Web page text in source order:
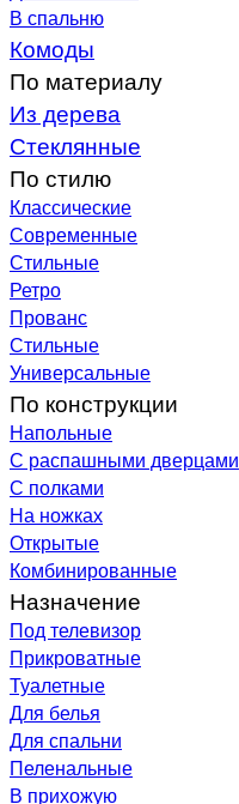
В спальню
Комоды
По материалу
Из дерева
Стеклянные
По стилю
Классические
Современные
Стильные
Ретро
Прованс
Стильные
Универсальные
По конструкции
Напольные
С распашными дверцами
С полками
На ножках
Открытые
Комбинированные
Назначение
Под телевизор
Прикроватные
Туалетные
Для белья
Для спальни
Пеленальные
В прихожую